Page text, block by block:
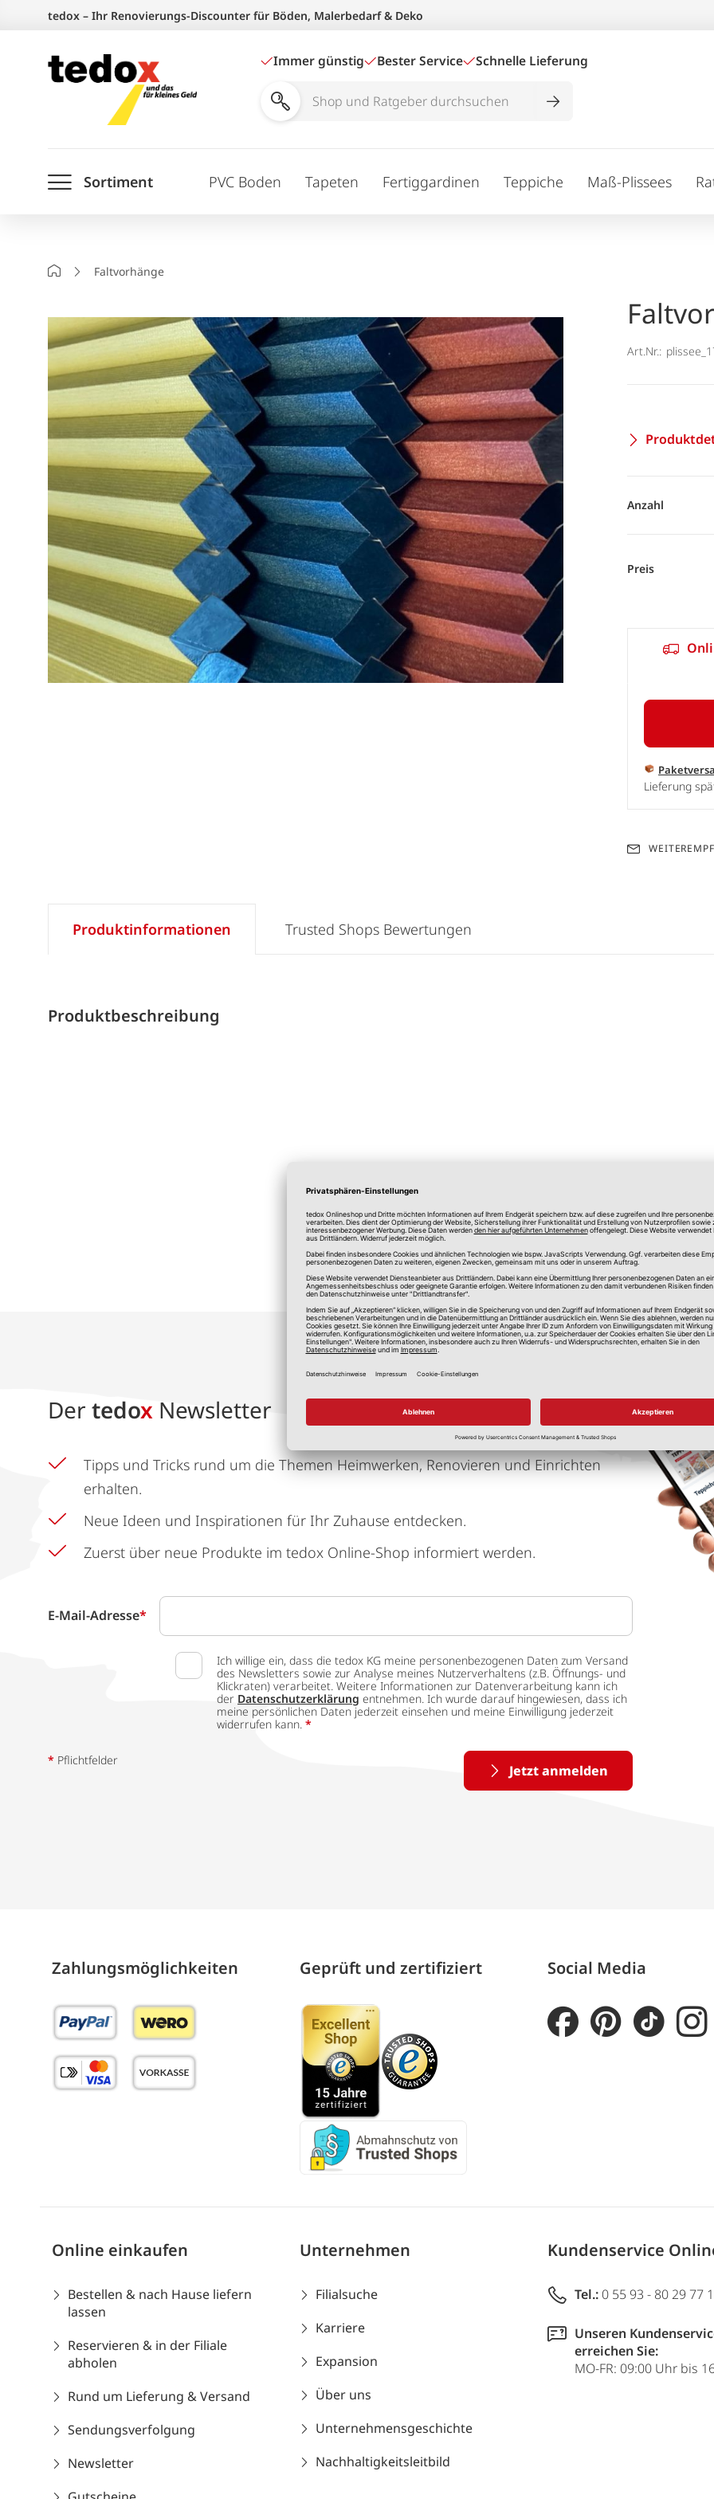
springen
tedox – Ihr Renovierungs-Discounter für Böden, Malerbedarf & Deko
Immer günstig Bester Service Schnelle Lieferung
Shop
durchsuchen
Sortiment PVC Boden Tapeten Fertiggardinen Teppiche Maß-Plissees
StartseiteFaltvorhänge
Art.Nr.:
Anzahl
Preis
Lieferung
Produktinformationen
Produktbeschreibung
Trusted Shops Bewertungen
*Alle Preise in Euro, inkl. gesetzlicher Mehrwertsteuer, zzgl.
Der tedox Newsletter
Tipps und Tricks rund um die Themen Heimwerken, Renovieren und Einrichten
erhalten.
Neue Ideen und Inspirationen für Ihr Zuhause entdecken.
Zuerst über neue Produkte im tedox Online-Shop informiert werden.
E-Mail-Adresse*
Ich willige ein, dass die tedox KG meine personenbezogenen Daten zum Versand
des Newsletters sowie zur Analyse meines Nutzerverhaltens (z.B. Öffnungs- und
Klickraten) verarbeitet. Weitere Informationen zur Datenverarbeitung kann ich
der Datenschutzerklärung entnehmen. Ich wurde darauf hingewiesen, dass ich
meine persönlichen Daten jederzeit einsehen und meine Einwilligung jederzeit
widerrufen kann. *
Jetzt anmelden
* Pflichtfelder
Zahlungs­möglich­keiten Geprüft und zertifiziert Social Media
Online einkaufen
Bestellen & nach Hause liefern
lassen
Reservieren & in der Filiale
abholen
Rund um Lieferung & Versand
Sendungsverfolgung
Newsletter
Unternehmen
Filialsuche
Karriere
Expansion
Über uns
Unternehmensgeschichte
Nachhaltigkeitsleitbild
Kundenservice
Tel.: 0 55 93 - 80 29 77
Unseren
erreichen Sie:
MO-FR: 09:00 Uhr bis